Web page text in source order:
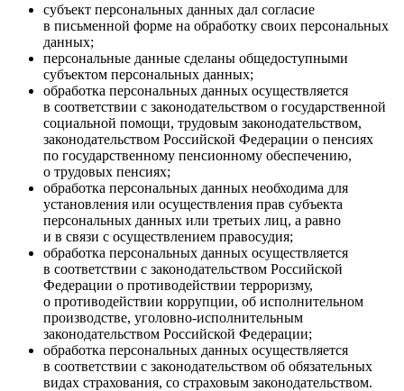
субъект персональных данных дал согласие
в письменной форме на обработку своих персональных
данных;
персональные данные сделаны общедоступными
субъектом персональных данных;
обработка персональных данных осуществляется
в соответствии с законодательством о государственной
социальной помощи, трудовым законодательством,
законодательством Российской Федерации о пенсиях
по государственному пенсионному обеспечению,
о трудовых пенсиях;
обработка персональных данных необходима для
установления или осуществления прав субъекта
персональных данных или третьих лиц, а равно
и в связи с осуществлением правосудия;
обработка персональных данных осуществляется
в соответствии с законодательством Российской
Федерации о противодействии терроризму,
о противодействии коррупции, об исполнительном
производстве, уголовно-исполнительным
законодательством Российской Федерации;
обработка персональных данных осуществляется
в соответствии с законодательством об обязательных
видах страхования, со страховым законодательством.